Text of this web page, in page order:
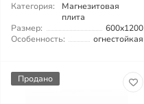
Категория:
Магнезитовая
плита
Размер:
600x1200
Особенность:
огнестойкая
Продано